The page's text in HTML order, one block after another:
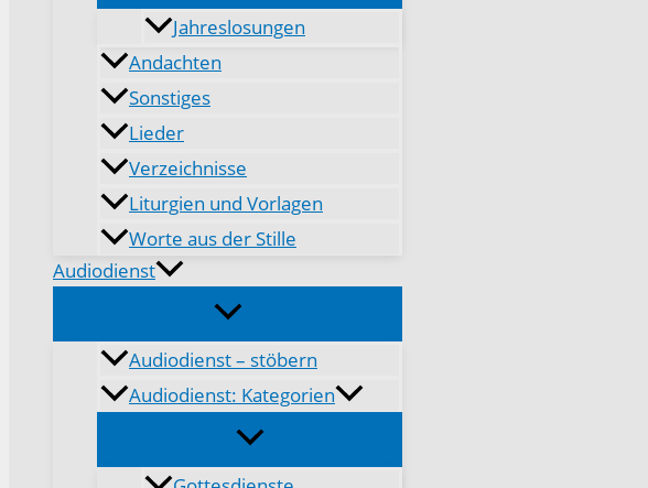
Jahreslosungen
Andachten
Sonstiges
Lieder
Verzeichnisse
Liturgien und Vorlagen
Worte aus der Stille
Audiodienst
Audiodienst – stöbern
Audiodienst: Kategorien